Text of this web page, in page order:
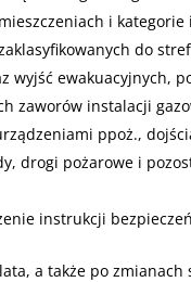
i kategorie
do
ewakuacyjnych,
zaworów instalacji
ppoż.,
drogi pożarowe i
instrukcji
a także po zmianach